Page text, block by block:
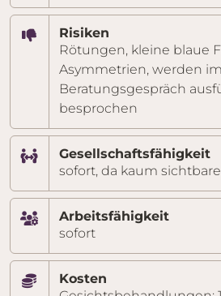
Risiken
Rötungen, kleine blaue
Asymmetrien, werden im
Beratungsgespräch
besprochen
Gesellschaftsfähigkeit
sofort, da kaum
Arbeitsfähigkeit
sofort
Kosten